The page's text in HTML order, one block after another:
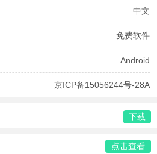
中文
免费软件
Android
京ICP备15056244号-28A
下载
点击查看